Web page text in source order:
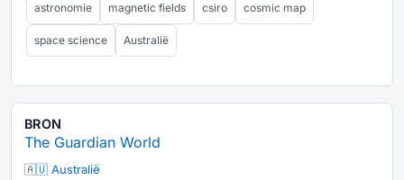
astronomie magnetic fields csiro cosmic map
space science Australië
BRON
The Guardian World
🇦🇺 Australië